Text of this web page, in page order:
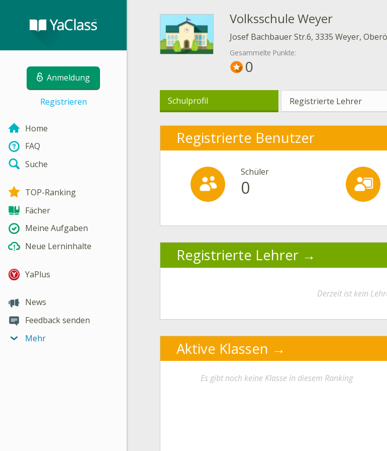
Anmeldung
Registrieren
Home
FAQ
Suche
TOP-Ranking
Fächer
Meine Aufgaben
Neue Lerninhalte
YaPlus
News
Feedback senden
Mehr
Volksschule Weyer
Josef Bachbauer Str.6, 3335 Weyer,
Gesammelte Punkte:
0
Schulprofil Registrierte Lehrer
Registrierte Benutzer
Schüler
0
Registrierte Lehrer
Derzeit ist kein
Aktive Klassen
Es gibt noch keine Klasse in diesem Ranking